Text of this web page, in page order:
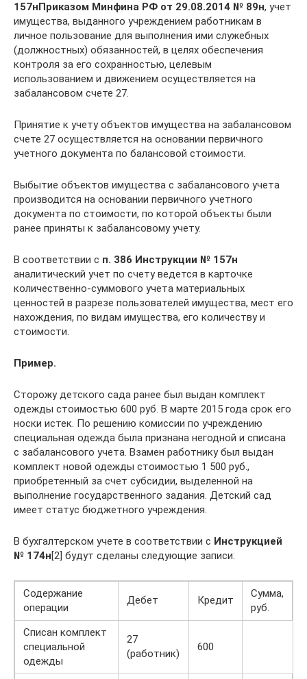
157нПриказом Минфина РФ от 29.08.2014 № 89н, учет
имущества, выданного учреждением работникам в
личное пользование для выполнения ими служебных
(должностных) обязанностей, в целях обеспечения
контроля за его сохранностью, целевым
использованием и движением осуществляется на
забалансовом счете 27.
Принятие к учету объектов имущества на забалансовом
счете 27 осуществляется на основании первичного
учетного документа по балансовой стоимости.
Выбытие объектов имущества с забалансового учета
производится на основании первичного учетного
документа по стоимости, по которой объекты были
ранее приняты к забалансовому учету.
В соответствии с п. 386 Инструкции № 157н
аналитический учет по счету ведется в карточке
количественно-суммового учета материальных
ценностей в разрезе пользователей имущества, мест его
нахождения, по видам имущества, его количеству и
стоимости.
Пример.
Сторожу детского сада ранее был выдан комплект
одежды стоимостью 600 руб. В марте 2015 года срок его
носки истек. По решению комиссии по учреждению
специальная одежда была признана негодной и списана
с забалансового учета. Взамен работнику был выдан
комплект новой одежды стоимостью 1 500 руб.,
приобретенный за счет субсидии, выделенной на
выполнение государственного задания. Детский сад
имеет статус бюджетного учреждения.
В бухгалтерском учете в соответствии с Инструкцией
№ 174н[2] будут сделаны следующие записи:
Содержание
операции
Дебет Кредит
Сумма,
руб.
Списан комплект
специальной
одежды
27
(работник)
600